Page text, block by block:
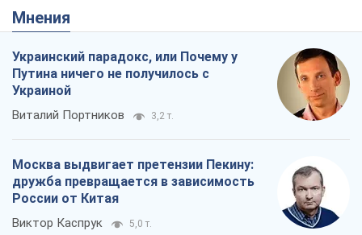
Мнения
Украинский парадокс, или Почему у
Путина ничего не получилось с
Украиной
Виталий Портников 3,2 т.
Москва выдвигает претензии Пекину:
дружба превращается в зависимость
России от Китая
Виктор Каспрук 5,0 т.